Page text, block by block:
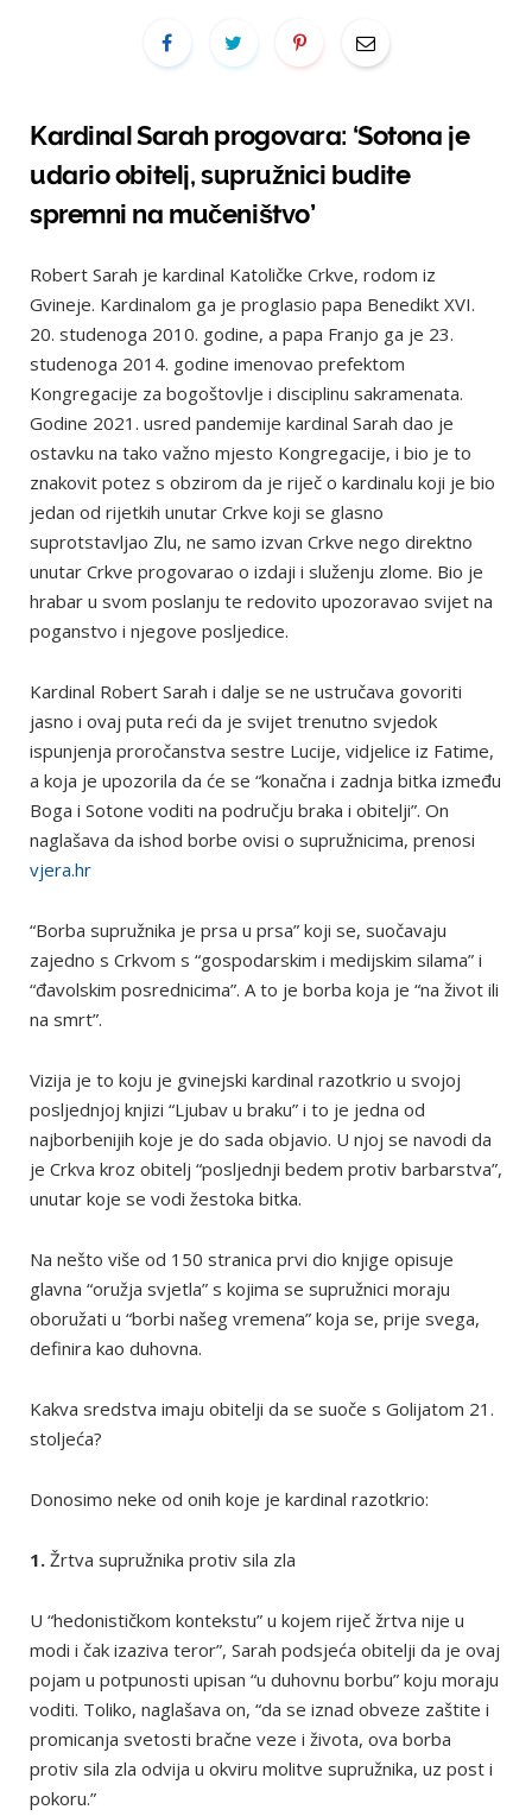
Kardinal Sarah progovara: ‘Sotona je
udario obitelj, supružnici budite
spremni na mučeništvo’
Robert Sarah je kardinal Katoličke Crkve, rodom iz
Gvineje. Kardinalom ga je proglasio papa Benedikt XVI.
20. studenoga 2010. godine, a papa Franjo ga je 23.
studenoga 2014. godine imenovao prefektom
Kongregacije za bogoštovlje i disciplinu sakramenata.
Godine 2021. usred pandemije kardinal Sarah dao je
ostavku na tako važno mjesto Kongregacije, i bio je to
znakovit potez s obzirom da je riječ o kardinalu koji je bio
jedan od rijetkih unutar Crkve koji se glasno
suprotstavljao Zlu, ne samo izvan Crkve nego direktno
unutar Crkve progovarao o izdaji i služenju zlome. Bio je
hrabar u svom poslanju te redovito upozoravao svijet na
poganstvo i njegove posljedice.
Kardinal Robert Sarah i dalje se ne ustručava govoriti
jasno i ovaj puta reći da je svijet trenutno svjedok
ispunjenja proročanstva sestre Lucije, vidjelice iz Fatime,
a koja je upozorila da će se “konačna i zadnja bitka između
Boga i Sotone voditi na području braka i obitelji”. On
naglašava da ishod borbe ovisi o supružnicima, prenosi
vjera.hr
“Borba supružnika je prsa u prsa” koji se, suočavaju
zajedno s Crkvom s “gospodarskim i medijskim silama” i
“đavolskim posrednicima”. A to je borba koja je “na život ili
na smrt”.
Vizija je to koju je gvinejski kardinal razotkrio u svojoj
posljednjoj knjizi “Ljubav u braku” i to je jedna od
najborbenijih koje je do sada objavio. U njoj se navodi da
je Crkva kroz obitelj “posljednji bedem protiv barbarstva”,
unutar koje se vodi žestoka bitka.
Na nešto više od 150 stranica prvi dio knjige opisuje
glavna “oružja svjetla” s kojima se supružnici moraju
oboružati u “borbi našeg vremena” koja se, prije svega,
definira kao duhovna.
Kakva sredstva imaju obitelji da se suoče s Golijatom 21.
stoljeća?
Donosimo neke od onih koje je kardinal razotkrio:
1. Žrtva supružnika protiv sila zla
U “hedonističkom kontekstu” u kojem riječ žrtva nije u
modi i čak izaziva teror”, Sarah podsjeća obitelji da je ovaj
pojam u potpunosti upisan “u duhovnu borbu” koju moraju
voditi. Toliko, naglašava on, “da se iznad obveze zaštite i
promicanja svetosti bračne veze i života, ova borba
protiv sila zla odvija u okviru molitve supružnika, uz post i
pokoru.”